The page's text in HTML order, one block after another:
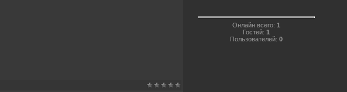
Онлайн всего: 1
Гостей: 1
Пользователей: 0